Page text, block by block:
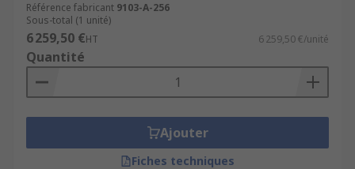
Référence fabricant 9103-A-256
Sous-total (1 unité)
6 259,50 €HT 6 259,50 €/unité
Quantité
Ajouter
Fiches techniques